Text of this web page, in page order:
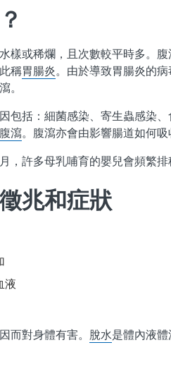
樣或稀爛，且次數較平時多。腹
稱胃腸炎。 由於導致胃腸炎的
。
包括：細菌感染、寄生蟲感染、
瀉。 腹瀉亦會由影響腸道如何吸
，許多母乳哺育的嬰兒會頻繁排
兆和症狀
液
而對身體有害。 脫水是體內液體